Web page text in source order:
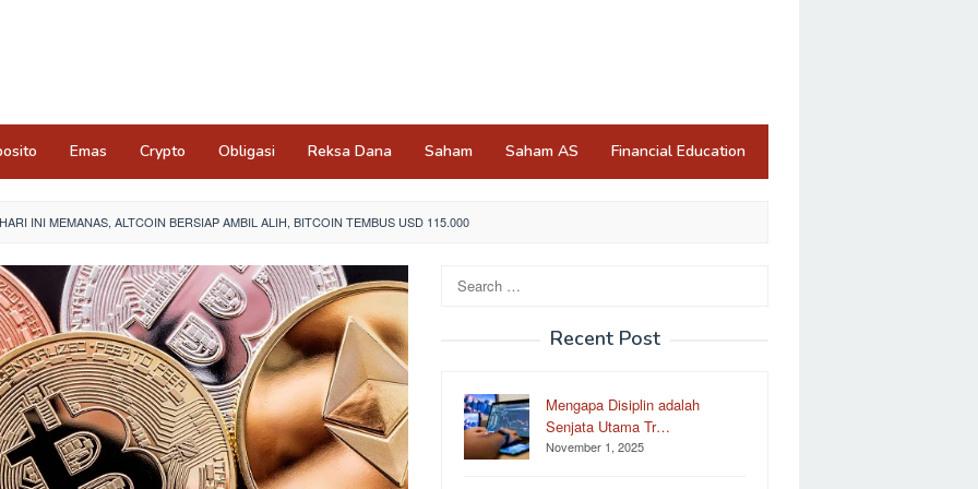
Emas Crypto Obligasi Reksa Dana Saham Saham AS Financial Education
INI MEMANAS, ALTCOIN BERSIAP AMBIL ALIH, BITCOIN TEMBUS USD 115.000
Search
for:
Recent Post
Mengapa Disiplin adalah
Senjata Utama Tr…
November 1, 2025